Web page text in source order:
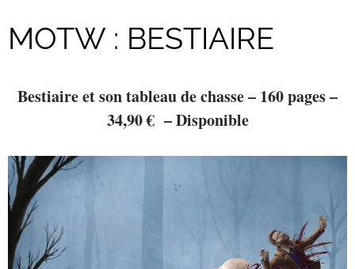
MOTW : BESTIAIRE
Bestiaire et son tableau de chasse – 160 pages –
34,90 € – Disponible